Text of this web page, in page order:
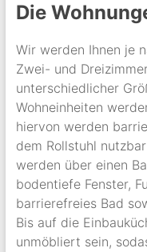
Die
Wir werden Ihnen je
Zwei- und
unterschiedlicher
Wohneinheiten
hiervon werden
dem Rollstuhl
werden über einen
bodentiefe Fenster,
barrierefreies Bad
Bis auf die
unmöbliert sein,